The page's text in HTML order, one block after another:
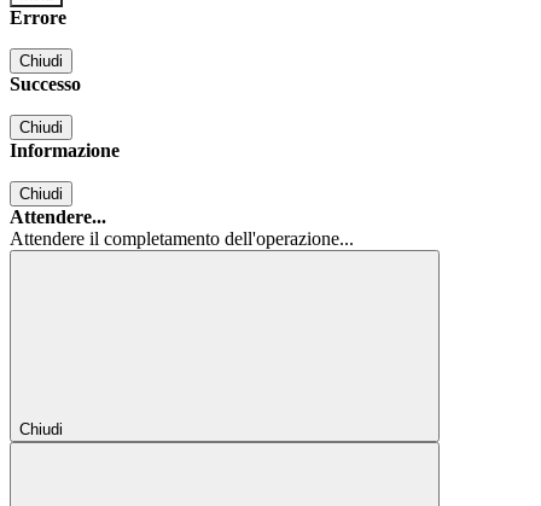
Errore
Chiudi
Successo
Chiudi
Informazione
Chiudi
Attendere...
Attendere il completamento dell'operazione...
Chiudi